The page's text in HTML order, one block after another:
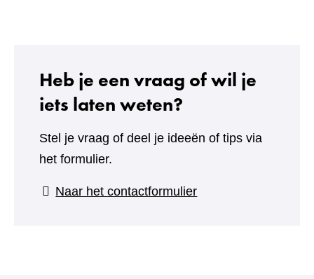
Heb je een vraag of wil je
iets laten weten?
Stel je vraag of deel je ideeën of tips via
het formulier.
Naar het contactformulier(verwijst